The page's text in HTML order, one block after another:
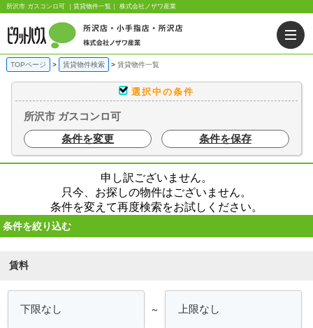
所沢市 ガスコンロ可 ｜賃貸物件一覧｜ 株式会社ノザワ産業
TOPページ 賃貸物件検索 賃貸物件一覧
選択中の条件
所沢市 ガスコンロ可
条件を変更
条件を保存
申し訳ございません。
只今、お探しの物件はございません。
条件を変えて再度検索をお試しください。
条件を絞り込む
賃料
～